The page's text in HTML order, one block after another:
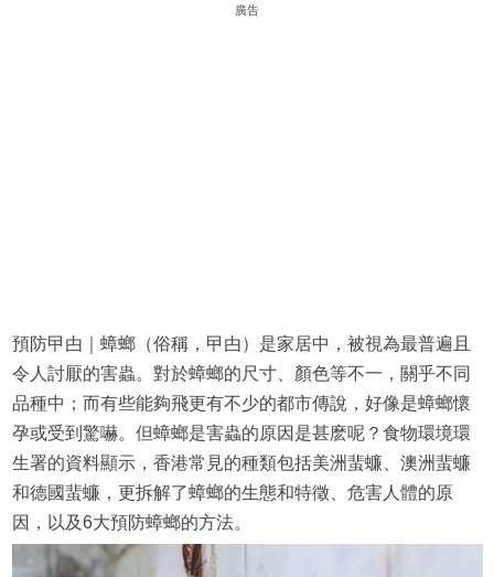
廣告
預防曱甴｜蟑螂（俗稱，曱甴）是家居中，被視為最普遍且
令人討厭的害蟲。對於蟑螂的尺寸、顏色等不一，關乎不同
品種中；而有些能夠飛更有不少的都市傳說，好像是蟑螂懷
孕或受到驚嚇。但蟑螂是害蟲的原因是甚麽呢？食物環境環
生署的資料顯示，香港常見的種類包括美洲蜚蠊、澳洲蜚蠊
和德國蜚蠊，更拆解了蟑螂的生態和特徵、危害人體的原
因，以及6大預防蟑螂的方法。